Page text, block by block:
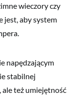
wieczory czy
jest, aby system
napędzającym
stabilnej
też umiejętność